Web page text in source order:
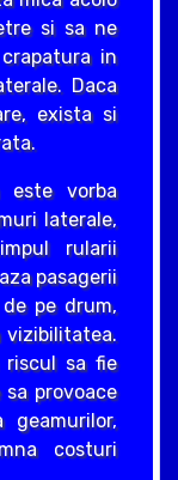
si sa ne
in
Daca
exista si
este vorba
laterale,
rularii
pasagerii
pe drum,
vizibilitatea.
riscul sa fie
provoace
costuri